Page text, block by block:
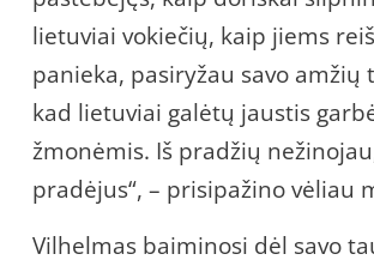
lietuviai vokiečių, kaip jiems
panieka, pasiryžau savo amžių
kad lietuviai galėtų jaustis
žmonėmis. Iš pradžių
pradėjus“, – prisipažino vėliau
Vilhelmas baiminosi dėl savo